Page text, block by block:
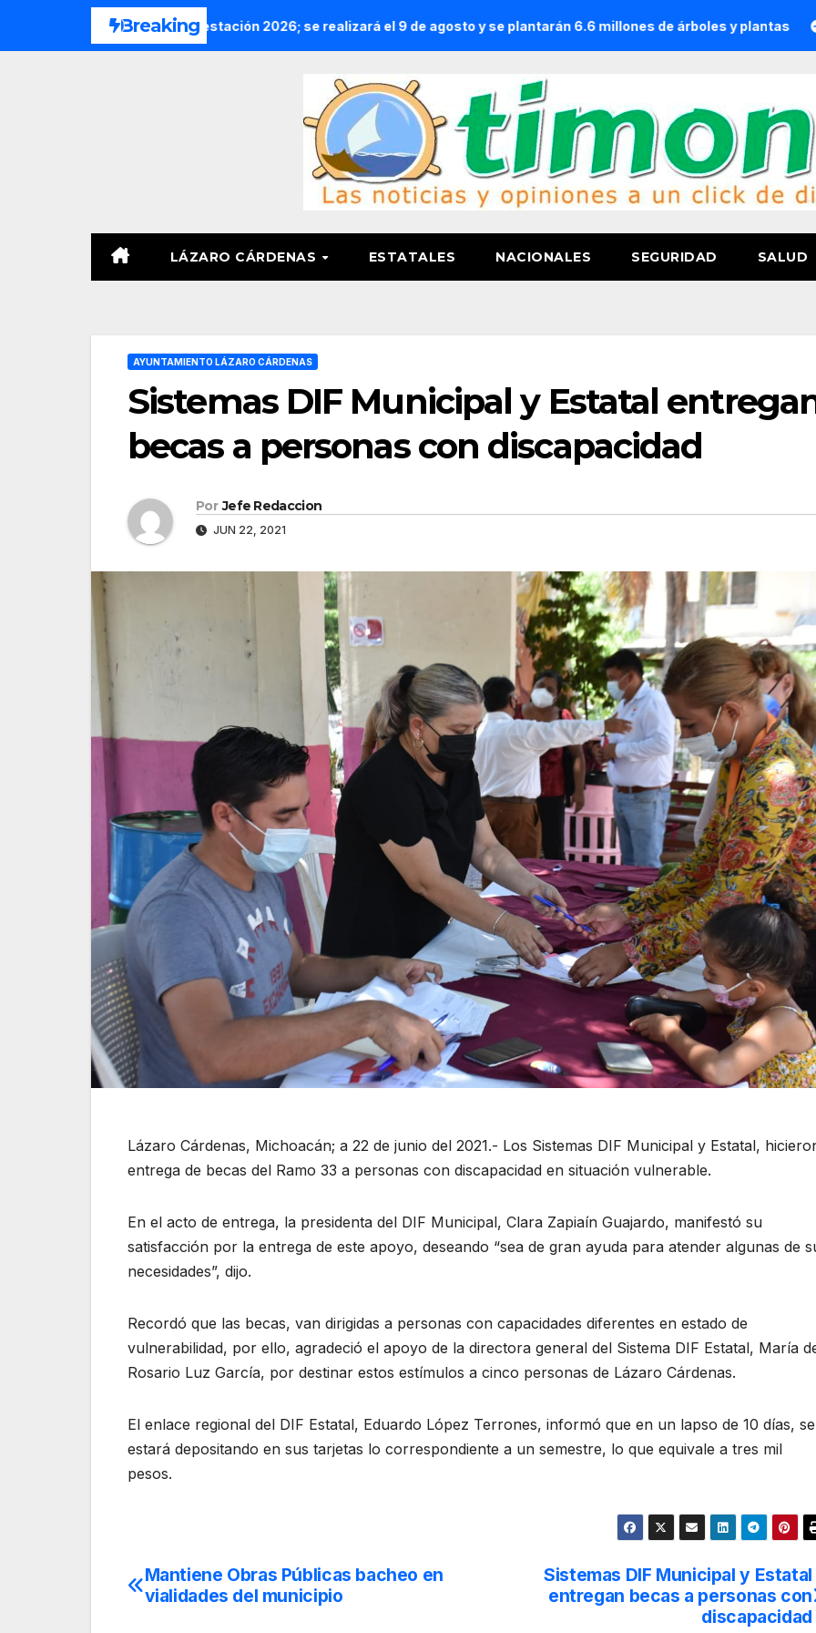
Breaking
Nacional de Reforestación 2026; se realizará el 9 de agosto y se plantarán 6.6 millones de árboles y plantas
LÁZARO CÁRDENAS ESTATALES NACIONALES SEGURIDAD SALUD
AYUNTAMIENTO LÁZARO CÁRDENAS
Sistemas DIF Municipal y Estatal
becas a personas con discapacidad
Por Jefe Redaccion
JUN 22, 2021
Lázaro Cárdenas, Michoacán; a 22 de junio del 2021.- Los Sistemas DIF Municipal y Estatal,
entrega de becas del Ramo 33 a personas con discapacidad en situación vulnerable.
En el acto de entrega, la presidenta del DIF Municipal, Clara Zapiaín Guajardo, manifestó su
satisfacción por la entrega de este apoyo, deseando “sea de gran ayuda para atender algunas de
necesidades”, dijo.
Recordó que las becas, van dirigidas a personas con capacidades diferentes en estado de
vulnerabilidad, por ello, agradeció el apoyo de la directora general del Sistema DIF Estatal, María
Rosario Luz García, por destinar estos estímulos a cinco personas de Lázaro Cárdenas.
El enlace regional del DIF Estatal, Eduardo López Terrones, informó que en un lapso de 10 días, se
estará depositando en sus tarjetas lo correspondiente a un semestre, lo que equivale a tres mil
pesos.
Navegación
Sistemas DIF Municipal y Estatal
entregan becas a personas con
discapacidad
Mantiene Obras Públicas bacheo en
vialidades del municipio